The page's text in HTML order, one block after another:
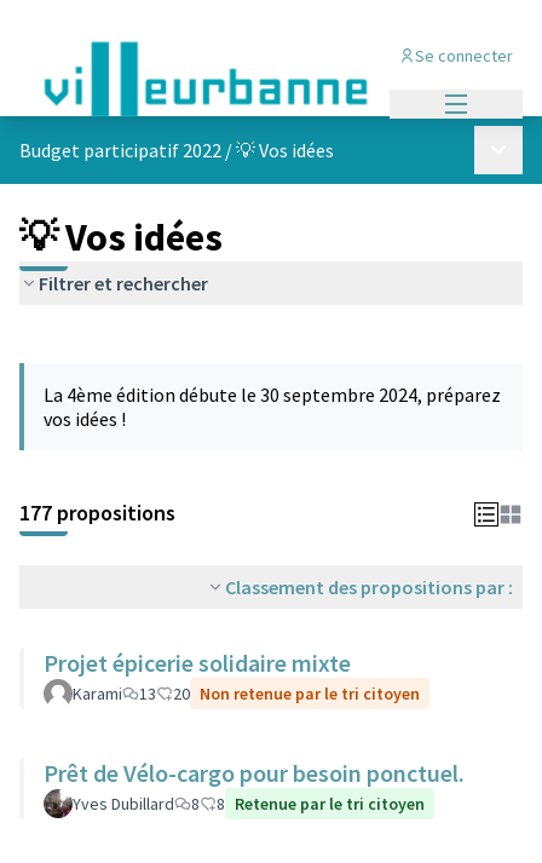
Se connecter
Budget participatif 2022 /💡 Vos idées
💡 Vos idées
Filtrer et rechercher
−
La 4ème édition débute le 30 septembre 2024, préparez
vos idées !
177 propositions
Classement des propositions par :
Projet épicerie solidaire mixte
Karami 13 20 Non retenue par le tri citoyen
Prêt de Vélo-cargo pour besoin ponctuel.
Yves Dubillard 8 8 Retenue par le tri citoyen